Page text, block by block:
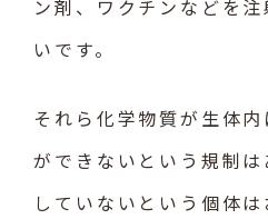
ン剤、ワクチンなどを
いです。
それら化学物質が生体
ができないという規制は
していないという個体